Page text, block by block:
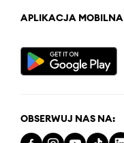
APLIKACJA MOBILNA
OBSERWUJ NAS NA: